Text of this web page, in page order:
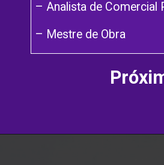
– Analista de Comercial
– Mestre de Obra